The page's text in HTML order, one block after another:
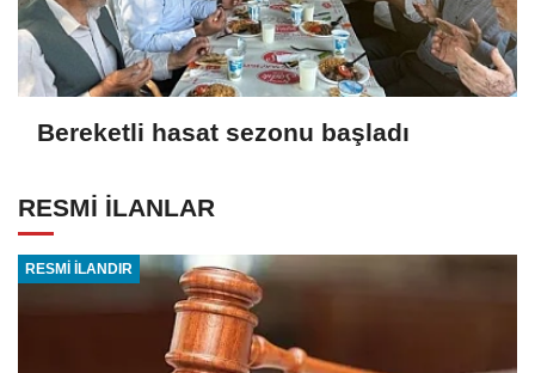
Bereketli hasat sezonu başladı
RESMİ İLANLAR
RESMİ İLANDIR